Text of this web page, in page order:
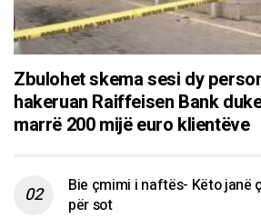
Zbulohet skema sesi dy
hakeruan Raiffeisen Bank
marrë 200 mijë euro klientëve
Bie çmimi i naftës- Këto janë
për sot